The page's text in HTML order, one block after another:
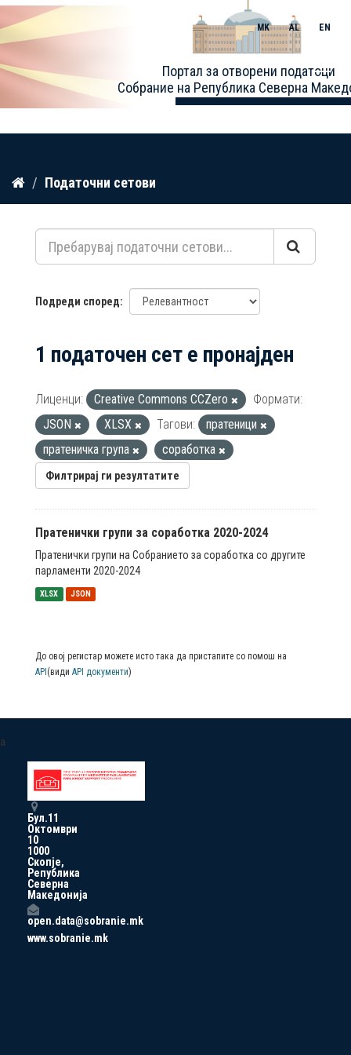
Прескокнете
содржина
Портал за отворени податоци
Собрание на Република Северна
MK AL EN
Toggle
Податочни сетови
Подреди според
1 податочен сет е пронајден
Лиценци: Creative Commons CCZero
Формати:
JSON
XLSX Тагови:
пратеници
пратеничка група
соработка
Филтрирај ги резултатите
Пратенички групи за соработка 2020-2024
Пратенички групи на Собранието за соработка со другите
парламенти 2020-2024
XLSX JSON
До овој регистар можете исто така да пристапите со помош на
API (види API документи)
a
Бул.11
Октомври
10
1000
Скопје,
Република
Северна
Македонија
open.data@sobranie.mk
www.sobranie.mk